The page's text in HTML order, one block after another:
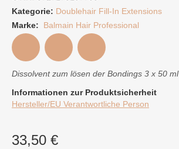
Kategorie: Doublehair Fill-In Extensions
Marke:
Balmain Hair Professional
Dissolvent zum lösen der Bondings 3 x 50 ml
Informationen zur Produktsicherheit
Hersteller/EU Verantwortliche Person
33,50 €